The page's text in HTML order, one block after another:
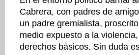
Cabrera, con padres de
un padre gremialista,
medio expuesto a la
derechos básicos. Sin duda